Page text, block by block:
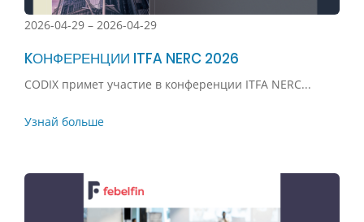
2026-04-29 – 2026-04-29
KОНФЕРЕНЦИИ ITFA NERC 2026
CODIX примет участие в конференции ITFA NERC...
Узнай больше